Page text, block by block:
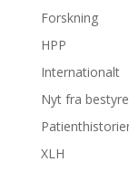
Forskning
HPP
Internationalt
Nyt fra
XLH